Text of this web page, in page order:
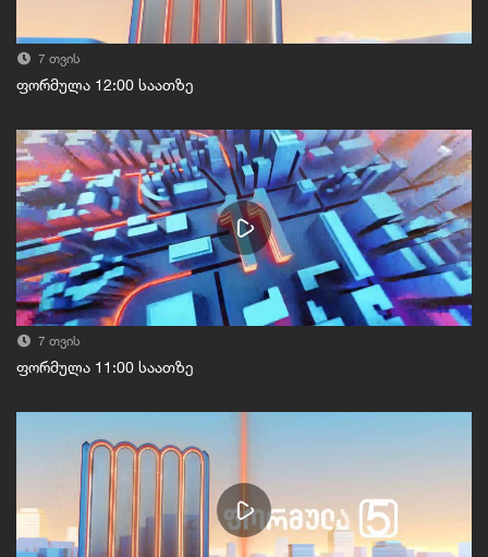
7 თვის
ფორმულა 12:00 საათზე
7 თვის
ფორმულა 11:00 საათზე